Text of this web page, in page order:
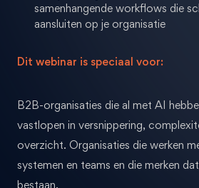
samenhangende workflows die
aansluiten op je organisatie
Dit webinar is speciaal voor:
B2B-organisaties die al met AI
vastlopen in versnippering,
overzicht. Organisaties die werken
systemen en teams en die merken
bestaan.